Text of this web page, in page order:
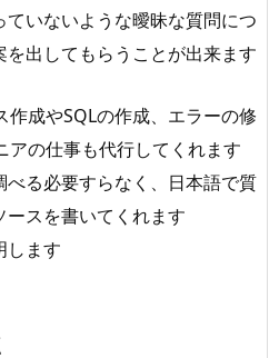
いないような曖昧な質問につ
を出してもらうことが出来ます
作成やSQLの作成、エラーの修
アの仕事も代行してくれます
べる必要すらなく、日本語で質
ースを書いてくれます
します